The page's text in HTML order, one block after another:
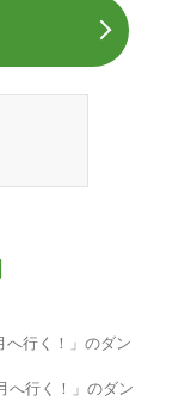
行く！」のダン
行く！」のダン